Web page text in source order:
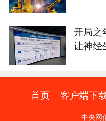
开局之
让神经
首页 客户端下
中央网